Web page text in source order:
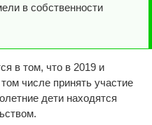
в собственности
в том, что в 2019 и
числе принять участие
дети находятся